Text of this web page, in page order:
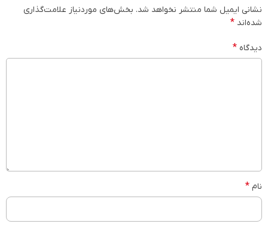
نشانی ایمیل شما منتشر نخواهد شد. بخش‌های موردنیاز علامت‌گذاری
شده‌اند *
دیدگاه *
نام *